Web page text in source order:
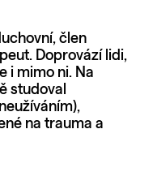
člen
Doprovází lidi,
i mimo ni. Na
studoval
na trauma a